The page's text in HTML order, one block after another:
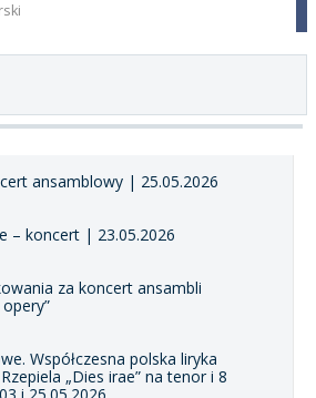
ansamblowy | 25.05.2026
– koncert | 23.05.2026
za koncert ansambli
Współczesna polska liryka
„Dies irae” na tenor i 8